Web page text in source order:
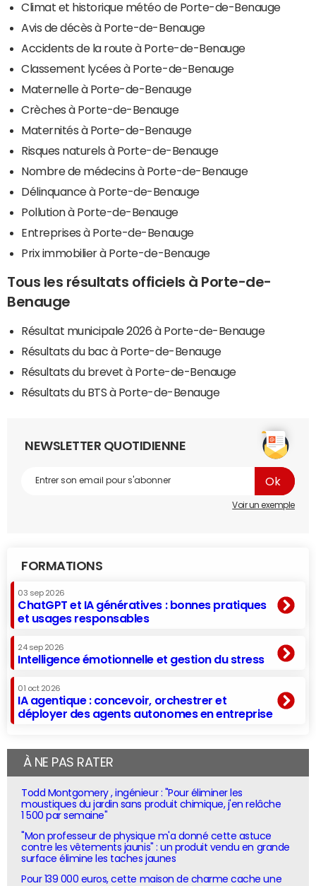
Climat et historique météo de Porte-de-Benauge
Avis de décès à Porte-de-Benauge
Accidents de la route à Porte-de-Benauge
Classement lycées à Porte-de-Benauge
Maternelle à Porte-de-Benauge
Crèches à Porte-de-Benauge
Maternités à Porte-de-Benauge
Risques naturels à Porte-de-Benauge
Nombre de médecins à Porte-de-Benauge
Délinquance à Porte-de-Benauge
Pollution à Porte-de-Benauge
Entreprises à Porte-de-Benauge
Prix immobilier à Porte-de-Benauge
Tous les résultats officiels à Porte-de-
Benauge
Résultat municipale 2026 à Porte-de-Benauge
Résultats du bac à Porte-de-Benauge
Résultats du brevet à Porte-de-Benauge
Résultats du BTS à Porte-de-Benauge
NEWSLETTER QUOTIDIENNE
Voir un exemple
FORMATIONS
03 sep 2026
ChatGPT et IA génératives : bonnes pratiques
et usages responsables
24 sep 2026
Intelligence émotionnelle et gestion du stress
01 oct 2026
IA agentique : concevoir, orchestrer et
déployer des agents autonomes en entreprise
À NE PAS RATER
Todd Montgomery , ingénieur : "Pour éliminer les
moustiques du jardin sans produit chimique, j'en relâche
1 500 par semaine"
"Mon professeur de physique m'a donné cette astuce
contre les vêtements jaunis" : un produit vendu en grande
surface élimine les taches jaunes
Pour 139 000 euros, cette maison de charme cache une